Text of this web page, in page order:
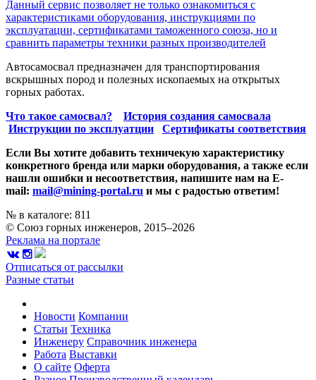
Данный сервис позволяет не только ознакомиться с
характеристиками оборудования, инструкциями по
эксплуатации, сертификатами таможенного союза, но и
сравнить параметры техники разных производителей
Автосамосвал предназначен для транспортирования
вскрышных пород и полезных ископаемых на открытых
горных работах.
Что такое самосвал?
История создания самосвала
Инструкции по эксплуатции
Сертификаты соответствия
Если Вы хотите добавить техничекую характеристику
конкретного бренда или марки оборудования, а также если
нашли ошибки и несоответствия, напишите нам на E-
mail: mail@mining-portal.ru и мы с радостью ответим!
№ в каталоге: 811
© Союз горных инженеров, 2015–2026
Реклама на портале
Отписаться от рассылки
Разные статьи
Новости Компании
Статьи Техника
Инженеру Справочник инженера
Работа Выставки
О сайте Оферта